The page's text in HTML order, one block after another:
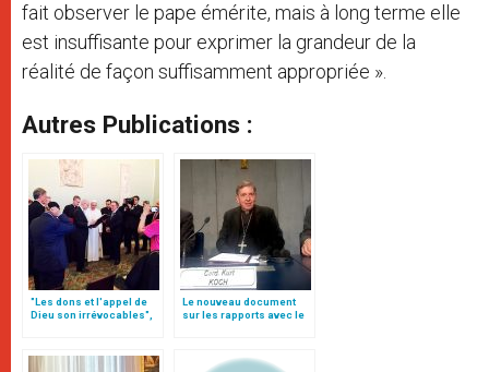
fait observer le pape émérite, mais à long terme elle
est insuffisante pour exprimer la grandeur de la
réalité de façon suffisamment appropriée ».
Autres Publications :
"Les dons et l'appel de
Dieu son irrévocables",
Le nouveau document
sur les rapports avec le